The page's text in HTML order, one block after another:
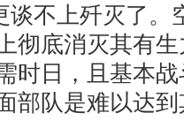
谈不上歼灭了。
彻底消灭其有
时日，且基本
部队是难以达